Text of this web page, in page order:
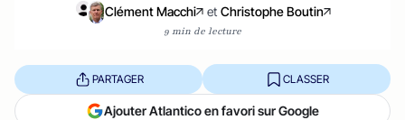
Clément Macchi et Christophe Boutin
9 min de lecture
PARTAGER CLASSER
Ajouter Atlantico en favori sur Google